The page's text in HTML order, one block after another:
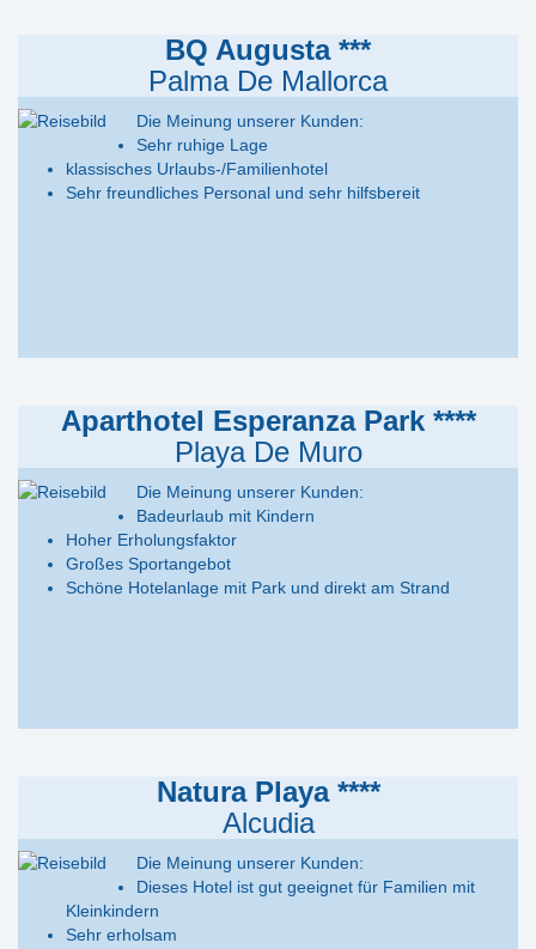
BQ Augusta ***
Palma De Mallorca
Die Meinung unserer Kunden:
Sehr ruhige Lage
klassisches Urlaubs-/Familienhotel
Sehr freundliches Personal und sehr hilfsbereit
Aparthotel Esperanza Park ****
Playa De Muro
Die Meinung unserer Kunden:
Badeurlaub mit Kindern
Hoher Erholungsfaktor
Großes Sportangebot
Schöne Hotelanlage mit Park und direkt am Strand
Natura Playa ****
Alcudia
Die Meinung unserer Kunden:
Dieses Hotel ist gut geeignet für Familien mit
Kleinkindern
Sehr erholsam